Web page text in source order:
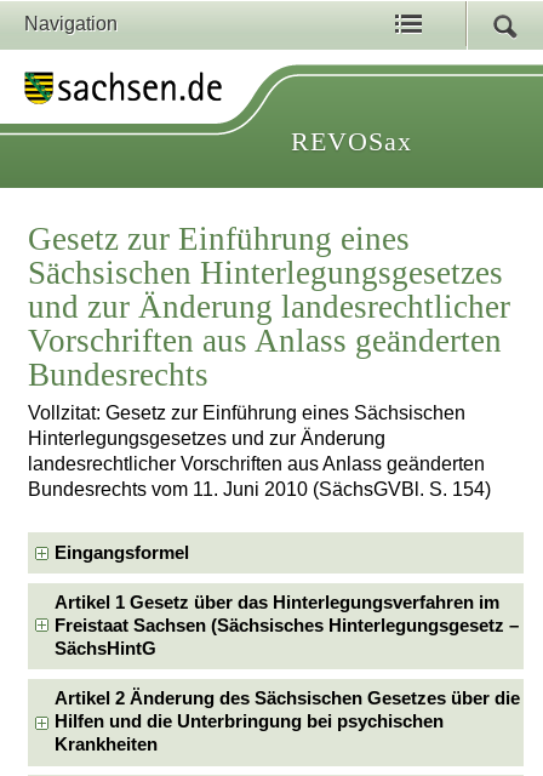
Navigation
REVOSax
Gesetz zur Einführung eines
Sächsischen Hinterlegungsgesetzes
und zur Änderung landesrechtlicher
Vorschriften aus Anlass geänderten
Bundesrechts
Vollzitat: Gesetz zur Einführung eines Sächsischen
Hinterlegungsgesetzes und zur Änderung
landesrechtlicher Vorschriften aus Anlass geänderten
Bundesrechts vom 11. Juni 2010 (SächsGVBl. S. 154)
Eingangsformel
Artikel 1 Gesetz über das Hinterlegungsverfahren im
Freistaat Sachsen (Sächsisches Hinterlegungsgesetz –
SächsHintG
Artikel 2 Änderung des Sächsischen Gesetzes über die
Hilfen und die Unterbringung bei psychischen
Krankheiten